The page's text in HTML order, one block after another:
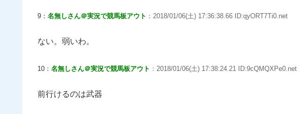
9： 名無しさん＠実況で競馬板アウト ：2018/01/06(土) 17:36:38.66 ID:qyORT7Ti0.net
ない。弱いわ。
10： 名無しさん＠実況で競馬板アウト ：2018/01/06(土) 17:38:24.21 ID:9cQMQXPe0.net
前行けるのは武器